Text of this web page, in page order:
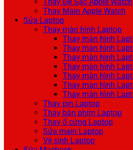
Thay Main Apple Watch
Sửa Laptop
Thay màn hình Laptop
Thay màn hình
Thay màn hình
Thay màn hình
Thay màn hình
Thay màn hình
Thay màn hình
Thay màn hình
Thay pin Laptop
Thay bàn phím Laptop
Thay ổ cứng Laptop
Sửa main Laptop
Vệ sinh Laptop